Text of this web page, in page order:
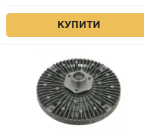
КУПИТИ